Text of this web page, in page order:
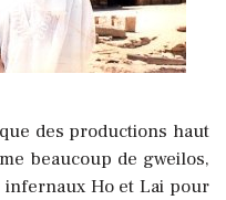
des productions haut
beaucoup de gweilos,
Ho et Lai pour